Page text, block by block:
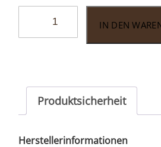
IN DEN
Produktsicherheit
Herstellerinformationen